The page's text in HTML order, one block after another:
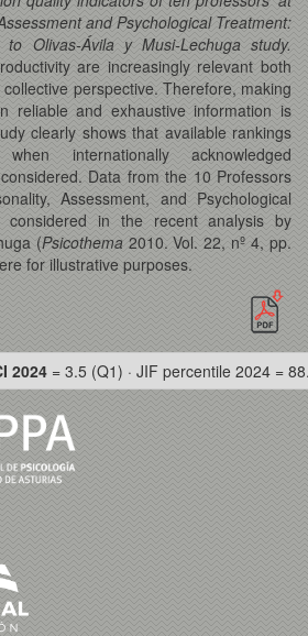
and Psychological Treatment:
to Olivas-Ávila y Musi-Lechuga study.
are increasingly relevant both
perspective. Therefore, making
reliable and exhaustive information is
clearly shows that available rankings
internationally acknowledged
Data from the 10 Professors
Assessment, and Psychological
considered in the recent analysis by
(Psicothema 2010. Vol. 22, nº 4, pp.
for illustrative purposes.
2024 = 3.5 (Q1) · JIF percentile 2024 =